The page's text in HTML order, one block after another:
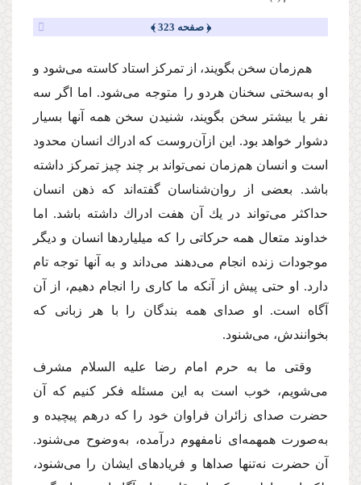
﴿ صفحه 323 ﴾
هم‌زمان سخن بگویند، از تمركز استاد كاسته می‌شود و
او به‌سختی سخنان هردو را متوجه می‌شود. اما اگر سه
نفر یا بیشتر سخن بگویند، شنیدن سخن همه آنها بسیار
دشوار خواهد بود. این‌ از‌آن‌روست ‌كه ادراك انسان محدود
است و انسان هم‌زمان نمی‌تواند بر چند چیز تمركز داشته
باشد. بعضی از روان‌‌شناسان گفته‌اند كه ذهن انسان
حداكثر می‌تواند در یك آن هفت ادراك داشته باشد. اما
خداوند متعال همه حركاتی را كه میلیاردها انسان و دیگر
موجودات زنده انجام می‌دهند می‌داند و به آنها توجه تام
دارد. او حتی پیش از آنكه ما كاری را انجام دهیم، از آن
آگاه است. او صدای همه بندگان را با هر زبانی كه
بخوانندش، می‌شنود.
وقتی ما به حرم امام رضا علیه السلام مشرف
می‌شویم، خوب است به این مسئله فكر كنیم كه آن
حضرت صدای زائران فراوان خود را كه درهم پیچیده و
به‌صورت همهمه‌ای نامفهوم درآمده‌، به‌وضوح می‌شنود.
آن حضرت نه‌تنها صداها و فریادهای ایشان را می‌شنود،